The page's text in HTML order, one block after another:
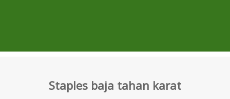
Staples baja tahan karat